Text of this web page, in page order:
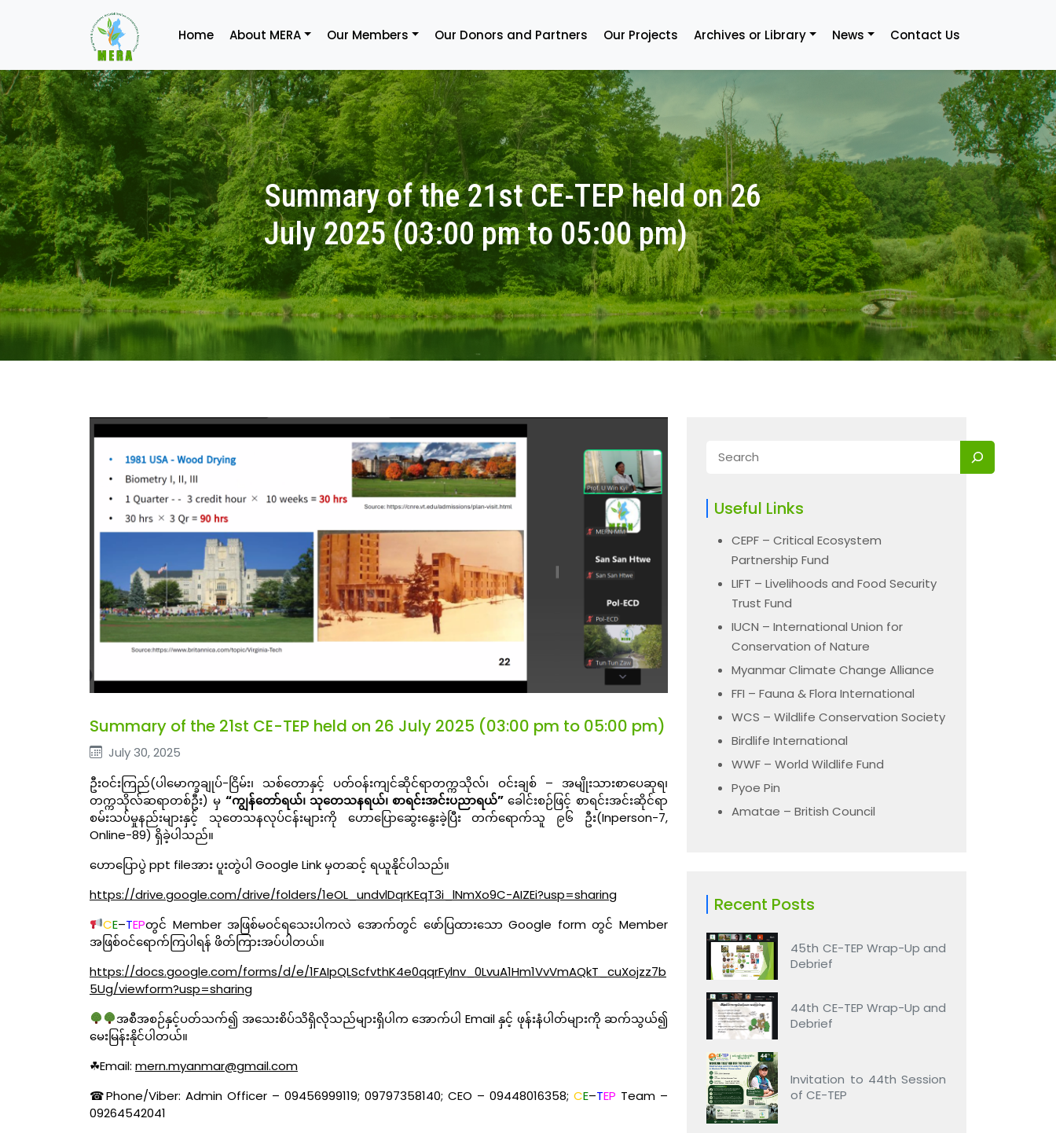
Home About MERA Our Members Our Donors and Partners Our Projects Archives or Library News Contact Us
Summary of the 21st CE-TEP held on 26
July 2025 (03:00 pm to 05:00 pm)
Summary of the 21st CE-TEP held on 26 July 2025 (03:00 pm to 05:00 pm)
July 30, 2025
ဦးဝင်းကြည်(ပါမောက္ခချုပ်-ငြိမ်း၊ သစ်တောနှင့် ပတ်ဝန်းကျင်ဆိုင်ရာတက္ကသိုလ်၊ ဝင်းချစ် – အမျိုးသားစာပေဆုရ၊
တက္ကသိုလ်ဆရာတစ်ဦး) မှ “ကျွန်တော်ရယ်၊ သုတေသနရယ်၊ စာရင်းအင်းပညာရယ်” ခေါင်းစဉ်ဖြင့် စာရင်းအင်းဆိုင်ရာ
စမ်းသပ်မှုနည်းများနှင့် သုတေသနလုပ်ငန်းများကို ဟောပြောဆွေးနွေးခဲ့ပြီး တက်ရောက်သူ ၉၆ ဦး(Inperson-7,
Online-89) ရှိခဲ့ပါသည်။
ဟောပြောပွဲ ppt fileအား ပူးတွဲပါ Google Link မှတဆင့် ရယူနိုင်ပါသည်။
https://drive.google.com/drive/folders/1eOL_undvlDqrKEqT3i_lNmXo9C-AIZEi?usp=sharing
CE–TEPတွင် Member အဖြစ်မဝင်ရသေးပါကလဲ အောက်တွင် ဖော်ပြထားသော Google form တွင် Member
အဖြစ်ဝင်ရောက်ကြပါရန် ဖိတ်ကြားအပ်ပါတယ်။
https://docs.google.com/forms/d/e/1FAIpQLScfvthK4e0qqrFylnv_0LvuA1Hm1VvVmAQkT_cuXojzz7b
5Ug/viewform?usp=sharing
အစီအစဉ်နှင့်ပတ်သက်၍ အသေးစိပ်သိရှိလိုသည်များရှိပါက အောက်ပါ Email နှင့် ဖုန်းနံပါတ်များကို ဆက်သွယ်၍
မေးမြန်းနိုင်ပါတယ်။
☘Email: mern.myanmar@gmail.com
☎Phone/Viber: Admin Officer – 09456999119; 09797358140; CEO – 09448016358; CE–TEP Team –
09264542041
Useful Links
CEPF – Critical Ecosystem
Partnership Fund
LIFT – Livelihoods and Food Security
Trust Fund
IUCN – International Union for
Conservation of Nature
Myanmar Climate Change Alliance
FFI – Fauna & Flora International
WCS – Wildlife Conservation Society
Birdlife International
WWF – World Wildlife Fund
Pyoe Pin
Amatae – British Council
Recent Posts
45th CE-TEP Wrap-Up and
Debrief
44th CE-TEP Wrap-Up and
Debrief
Invitation to 44th Session
of CE-TEP